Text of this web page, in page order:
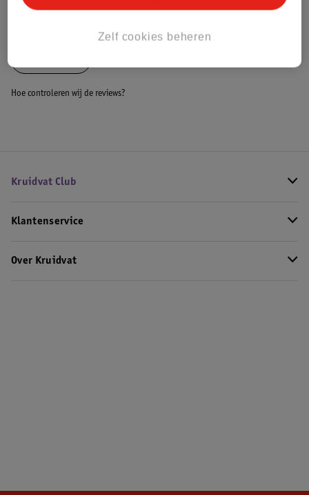
Hoe controleren wij de reviews?
Kruidvat Club
Klantenservice
Over Kruidvat
Zelf cookies beheren